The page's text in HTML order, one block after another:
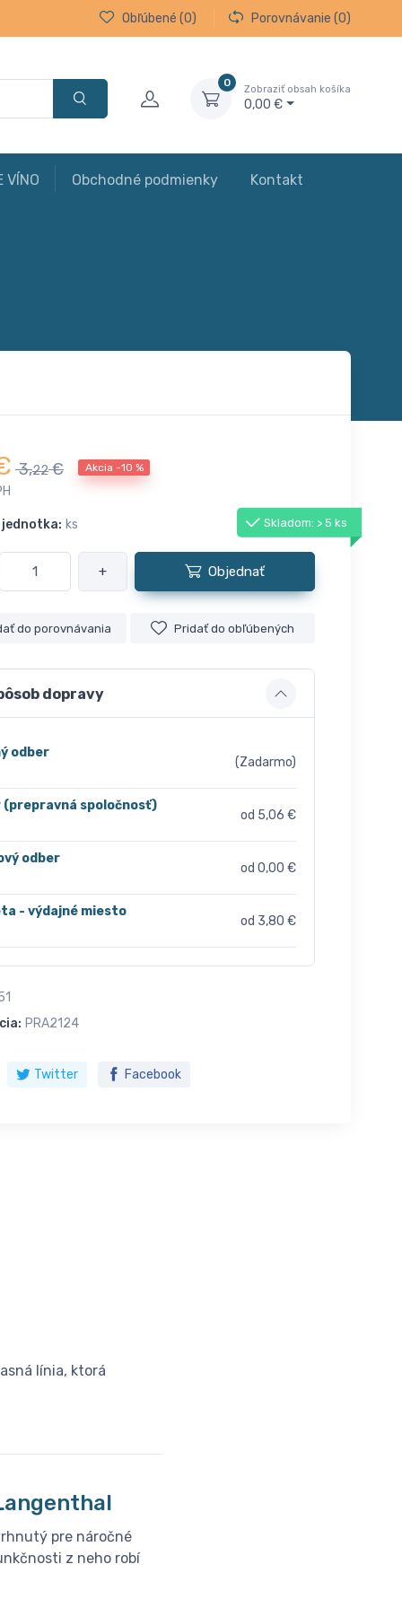
Obľúbené (0) Porovnávanie (0)
0
Zobraziť obsah košíka
0,00 €
VÍNO Obchodné podmienky Kontakt
3,22€ Akcia -10 %
jednotka: ks Skladom: > 5 ks
+ Objednať
do porovnávania Pridať do obľúbených
dopravy
odber
(Zadarmo)
(prepravná spoločnosť)
od 5,06 €
odber
od 0,00 €
- výdajné miesto
od 3,80 €
PRA2124
Twitter Facebook
línia, ktorá
pre náročné
z neho robí